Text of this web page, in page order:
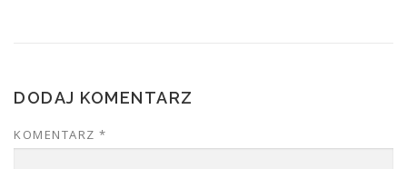
DODAJ KOMENTARZ
KOMENTARZ *